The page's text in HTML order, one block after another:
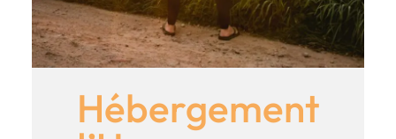
Hébergement